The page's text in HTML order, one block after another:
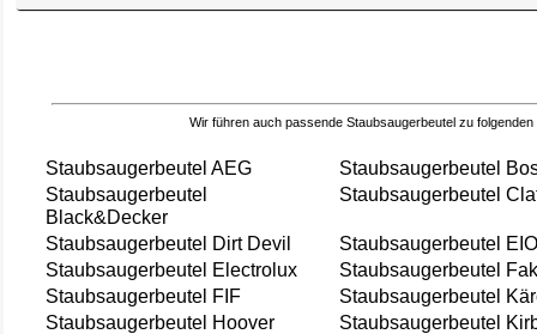
Wir führen auch passende Staubsaugerbeutel zu folgenden
Staubsaugerbeutel AEG
Staubsaugerbeutel
Staubsaugerbeutel
Black&Decker
Staubsaugerbeutel
Staubsaugerbeutel Dirt Devil
Staubsaugerbeutel
Staubsaugerbeutel Electrolux
Staubsaugerbeutel
Staubsaugerbeutel FIF
Staubsaugerbeutel
Staubsaugerbeutel Hoover
Staubsaugerbeutel